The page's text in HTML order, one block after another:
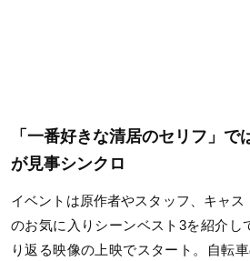
「一番好きな清居のセリフ」で
が見事シンクロ
イベントは原作者やスタッフ、キャ
のお気に入りシーンベスト3を紹介し
り返る映像の上映でスタート。自転